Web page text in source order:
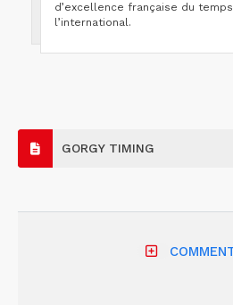
d’excellence française du
l’international.
GORGY TIMING